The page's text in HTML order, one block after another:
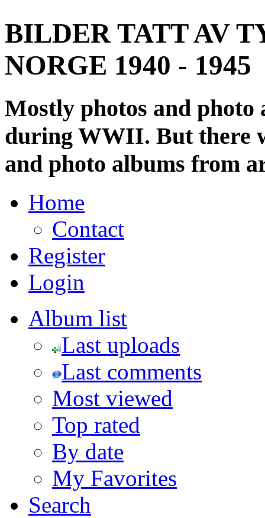
BILDER TATT AV
NORGE 1940 - 1945
Mostly photos and
during WWII. But there
and photo albums from
Home
Contact
Register
Login
Album list
Last uploads
Last comments
Most viewed
Top rated
By date
My Favorites
Search